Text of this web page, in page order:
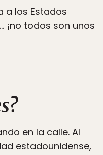
a los Estados
¡no todos son unos
en la calle. Al
estadounidense,